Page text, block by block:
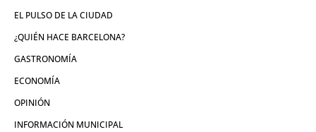
EL PULSO DE LA CIUDAD
¿QUIÉN HACE BARCELONA?
GASTRONOMÍA
ECONOMÍA
OPINIÓN
INFORMACIÓN MUNICIPAL